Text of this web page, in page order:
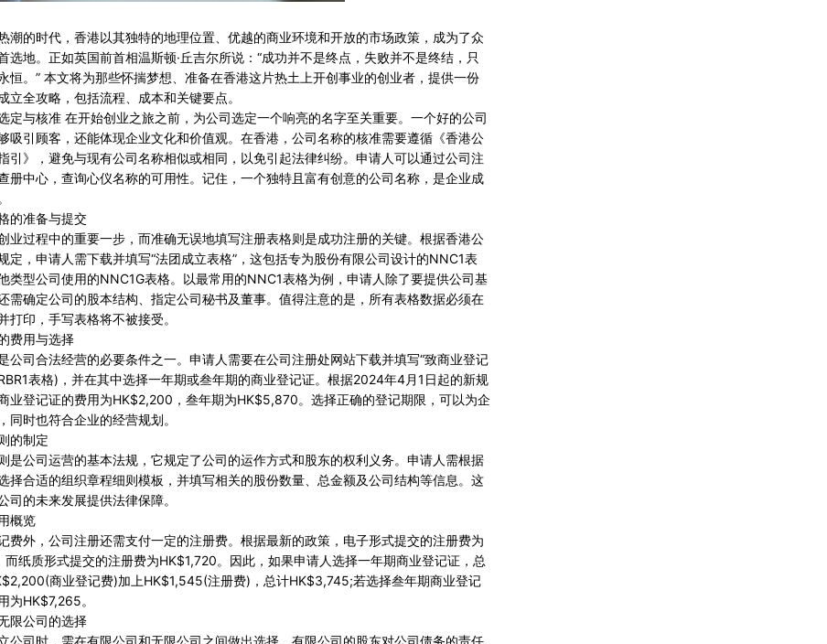
潮的时代，香港以其独特的地理位置、优越的商业环境和开放的市场政策，成为了众
选地。正如英国前首相温斯顿·丘吉尔所说：“成功并不是终点，失败并不是终结，只
恒。” 本文将为那些怀揣梦想、准备在香港这片热土上开创事业的创业者，提供一份
立全攻略，包括流程、成本和关键要点。
定与核准 在开始创业之旅之前，为公司选定一个响亮的名字至关重要。一个好的公司
吸引顾客，还能体现企业文化和价值观。在香港，公司名称的核准需要遵循《香港公
引》，避免与现有公司名称相似或相同，以免引起法律纠纷。申请人可以通过公司注
册中心，查询心仪名称的可用性。记住，一个独特且富有创意的公司名称，是企业成
的准备与提交
业过程中的重要一步，而准确无误地填写注册表格则是成功注册的关键。根据香港公
定，申请人需下载并填写“法团成立表格”，这包括专为股份有限公司设计的NNC1表
类型公司使用的NNC1G表格。以最常用的NNC1表格为例，申请人除了要提供公司基
需确定公司的股本结构、指定公司秘书及董事。值得注意的是，所有表格数据必须在
打印，手写表格将不被接受。
费用与选择
公司合法经营的必要条件之一。申请人需要在公司注册处网站下载并填写“致商业登记
表格)，并在其中选择一年期或叁年期的商业登记证。根据2024年4月1日起的新规
业登记证的费用为HK$2,200，叁年期为HK$5,870。选择正确的登记期限，可以为企
同时也符合企业的经营规划。
的制定
是公司运营的基本法规，它规定了公司的运作方式和股东的权利义务。申请人需根据
择合适的组织章程细则模板，并填写相关的股份数量、总金额及公司结构等信息。这
司的未来发展提供法律保障。
概览
费外，公司注册还需支付一定的注册费。根据最新的政策，电子形式提交的注册费为
而纸质形式提交的注册费为HK$1,720。因此，如果申请人选择一年期商业登记证，总
商业登记费)加上HK$1,545(注册费)，总计HK$3,745;若选择叁年期商业登记
为HK$7,265。
限公司的选择
公司时，需在有限公司和无限公司之间做出选择。有限公司的股东对公司债务的责任